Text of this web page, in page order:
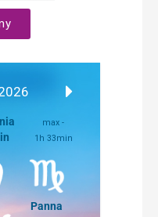
max -
1h 33min
Panna